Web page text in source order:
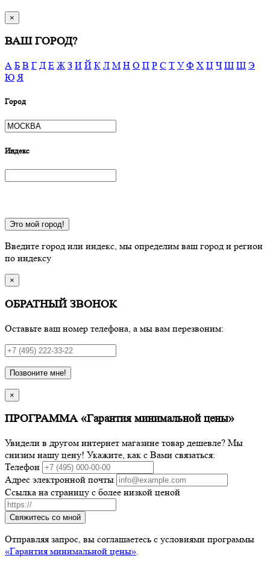
×
ВАШ ГОРОД?
А Б В Г Д Е Ж З И Й К Л М Н О П Р С Т У Ф Х Ц Ч Ш Щ Э
Ю Я
Город
Индекс
Это мой город!
Введите город или индекс, мы определим ваш город и регион
по индексу
×
ОБРАТНЫЙ ЗВОНОК
Оставьте ваш номер телефона, а мы вам перезвоним:
Позвоните мне!
×
ПРОГРАММА «Гарантия минимальной цены»
Увидели в другом интернет магазине товар дешевле? Мы
снизим нашу цену! Укажите, как с Вами связаться:
Телефон
Адрес электронной почты
Ссылка на страницу с более низкой ценой
Свяжитесь со мной
Отправляя запрос, вы соглашаетесь с условиями программы
«Гарантия минимальной цены».